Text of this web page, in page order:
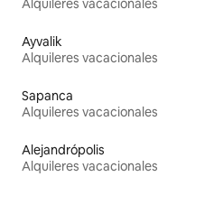
Alquileres vacacionales
Ayvalik
Alquileres vacacionales
Sapanca
Alquileres vacacionales
Alejandrópolis
Alquileres vacacionales